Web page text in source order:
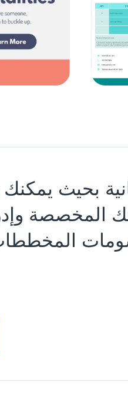
بحيث يمكنك
المخصصة
المخططات